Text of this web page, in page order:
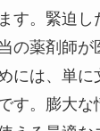
す。緊迫し
の薬剤師が
には、単に
す。膨大な